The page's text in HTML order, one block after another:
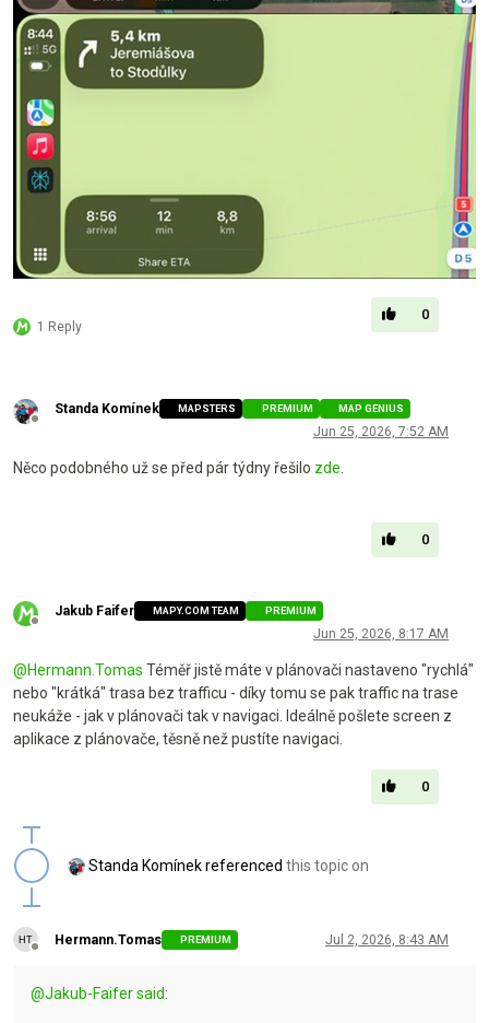
1 Reply
0
Standa Komínek MAPSTERS PREMIUM MAP GENIUS
Jun 25, 2026, 7:52 AM
Něco podobného už se před pár týdny řešilo zde
0
Jakub Faifer MAPY.COM TEAM PREMIUM
Jun 25, 2026, 8:17 AM
@Hermann.Tomas Téměř jistě máte v plánovači nastaveno "rychlá"
nebo "krátká" trasa bez trafficu - díky tomu se pak traffic na trase
neukáže - jak v plánovači tak v navigaci. Ideálně pošlete screen z
aplikace z plánovače, těsně než pustíte navigaci.
0
Standa Komínekreferenced this topic on
Hermann.Tomas PREMIUM Jul 2, 2026, 8:43 AM
@Jakub-Faifersaid: